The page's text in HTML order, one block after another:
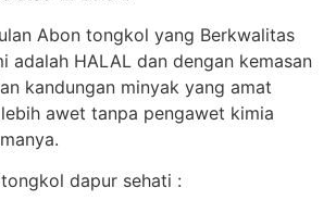
Abon tongkol yang Berkwalitas
adalah HALAL dan dengan kemasan
kandungan minyak yang amat
awet tanpa pengawet kimia
dapur sehati :